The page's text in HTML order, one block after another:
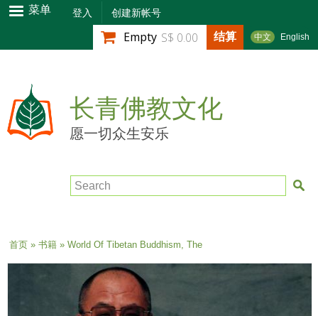
跳
转
到
内
容
菜单 登入 创建新帐号
中文 English
Empty S$ 0.00 结算
长青佛教文化
愿一切众生安乐
Search
当前位置
首页» 书籍» World Of Tibetan Buddhism, The